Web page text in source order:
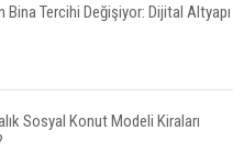
Bina Tercihi Değişiyor: Dijital Altyapı
Sosyal Konut Modeli Kiraları